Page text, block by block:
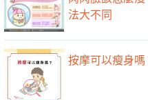
法大不同
按摩可以瘦身嗎